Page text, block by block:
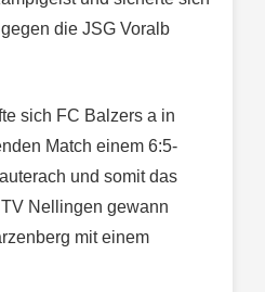
die JSG Voralb
sich FC Balzers a in
Match einem 6:5-
und somit das
Nellingen gewann
mit einem